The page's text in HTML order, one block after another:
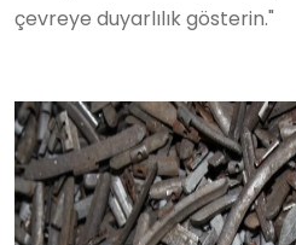
çevreye duyarlılık gösterin."